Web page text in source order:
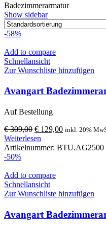
Badezimmerarmatur
Show sidebar
-58%
Add to compare
Schnellansicht
Zur Wunschliste hinzufügen
Avangart
Auf Bestellung
€309,00 Ursprünglicher
Preis
war:
€ 129,00Aktueller
ist:
inkl. 20%
Weiterlesen
Artikelnummer: BTU.AG2500
-50%
Add to compare
Schnellansicht
Zur Wunschliste hinzufügen
Avangart